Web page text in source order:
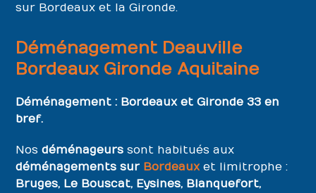
sur Bordeaux et la Gironde.
Déménagement Deauville
Bordeaux Gironde Aquitaine
Déménagement : Bordeaux et Gironde 33 en
bref.
Nosdéménageurs sont habitués aux
déménagements sur Bordeaux et limitrophe :
Bruges, Le Bouscat, Eysines, Blanquefort,